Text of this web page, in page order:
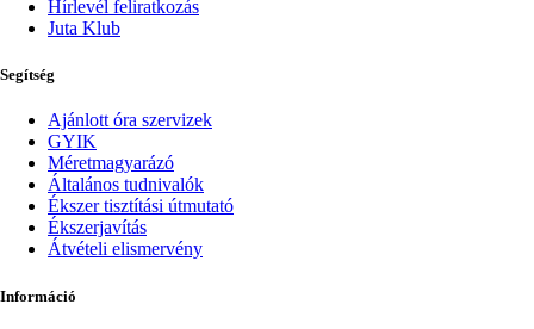
Hírlevél feliratkozás
Juta Klub
Segítség
Ajánlott óra szervizek
GYIK
Méretmagyarázó
Általános tudnivalók
Ékszer tisztítási útmutató
Ékszerjavítás
Átvételi elismervény
Információ